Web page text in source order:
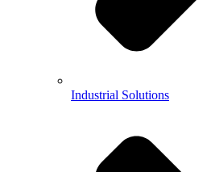
Industrial Solutions